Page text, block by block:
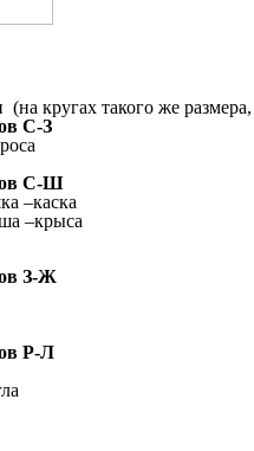
кругах такого же
С-З
С-Ш
–каска
–крыса
З-Ж
Р-Л